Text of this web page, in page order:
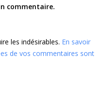
commentaire.
les indésirables. En savoir
de vos commentaires sont